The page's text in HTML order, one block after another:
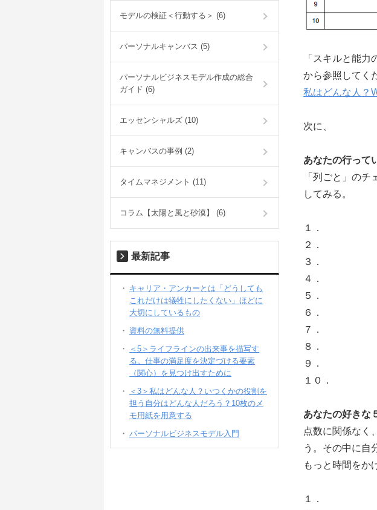
「スキルと能
から参照してく
私はどんな人？
次に、
あなたの行って
「列ごと」の
してみる。
１．
２．
３．
４．
５．
６．
７．
８．
９．
１０．
あなたの好きな
点数に関係なく
う。その中に自
もっと時間をか
１．
モデルの検証＜行動する＞ (6)
パーソナルキャンバス (5)
パーソナルビジネスモデル作成の総合
ガイド (6)
エッセンシャルズ (10)
キャンバスの事例 (2)
タイムマネジメント (11)
コラム【太陽と風と砂漠】 (6)
最新記事
キャリア・アンカーとは「どうしても
これだけは犠牲にしたくない」ほどに
大切にしているもの
資料の無料提供
＜5＞ライフラインの出来事を描写す
る。仕事の満足度を決定づける要素
（関心）を見つけ出すために
＜3＞私はどんな人？いつくかの役割を
担う自分はどんな人だろう？10枚のメ
モ用紙を用意する
パーソナルビジネスモデル入門